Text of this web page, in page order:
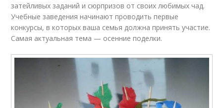
затейливых заданий и сюрпризов от своих любимых чад.
Учебные заведения начинают проводить первые
конкурсы, в которых ваша семья должна принять участие.
Самая актуальная тема — осенние поделки.